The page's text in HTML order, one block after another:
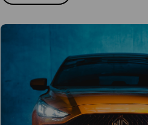
Global